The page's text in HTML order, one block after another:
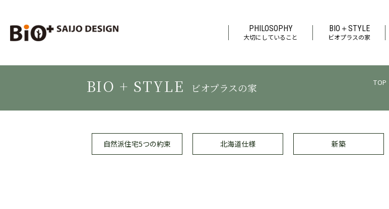
PHILOSOPHY
大切にしていること
BIO＋STYLE
ビオプラスの家
BIO + STYLE ビオプラスの家 TOP
自然派住宅5つの約束 北海道仕様 新築